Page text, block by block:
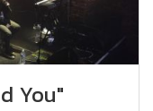
You"